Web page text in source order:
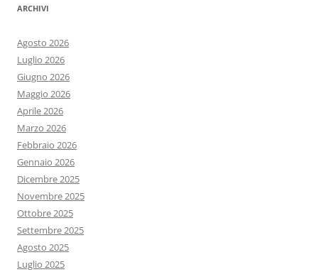
ARCHIVI
Agosto 2026
Luglio 2026
Giugno 2026
Maggio 2026
Aprile 2026
Marzo 2026
Febbraio 2026
Gennaio 2026
Dicembre 2025
Novembre 2025
Ottobre 2025
Settembre 2025
Agosto 2025
Luglio 2025